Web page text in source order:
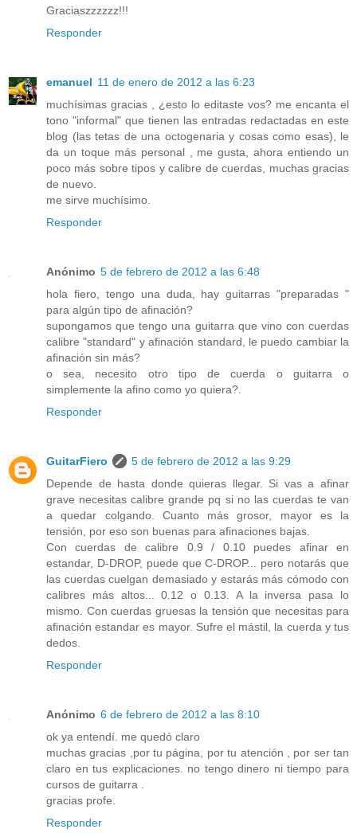
Graciaszzzzzz!!!
Responder
emanuel 11 de enero de 2012 a las 6:23
muchísimas gracias , ¿esto lo editaste vos? me encanta el
tono "informal" que tienen las entradas redactadas en este
blog (las tetas de una octogenaria y cosas como esas), le
da un toque más personal , me gusta, ahora entiendo un
poco más sobre tipos y calibre de cuerdas, muchas gracias
de nuevo.
me sirve muchísimo.
Responder
Anónimo 5 de febrero de 2012 a las 6:48
hola fiero, tengo una duda, hay guitarras "preparadas "
para algún tipo de afinación?
supongamos que tengo una guitarra que vino con cuerdas
calibre "standard" y afinación standard, le puedo cambiar la
afinación sin más?
o sea, necesito otro tipo de cuerda o guitarra o
simplemente la afino como yo quiera?.
Responder
GuitarFiero
5 de febrero de 2012 a las 9:29
Depende de hasta donde quieras llegar. Si vas a afinar
grave necesitas calibre grande pq si no las cuerdas te van
a quedar colgando. Cuanto más grosor, mayor es la
tensión, por eso son buenas para afinaciones bajas.
Con cuerdas de calibre 0.9 / 0.10 puedes afinar en
estandar, D-DROP, puede que C-DROP... pero notarás que
las cuerdas cuelgan demasiado y estarás más cómodo con
calibres más altos... 0.12 o 0.13. A la inversa pasa lo
mismo. Con cuerdas gruesas la tensión que necesitas para
afinación estandar es mayor. Sufre el mástil, la cuerda y tus
dedos.
Responder
Anónimo 6 de febrero de 2012 a las 8:10
ok ya entendí. me quedó claro
muchas gracias ,por tu página, por tu atención , por ser tan
claro en tus explicaciones. no tengo dinero ni tiempo para
cursos de guitarra .
gracias profe.
Responder